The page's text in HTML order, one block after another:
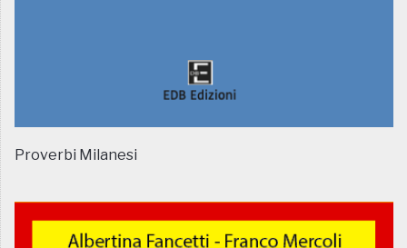
Proverbi Milanesi